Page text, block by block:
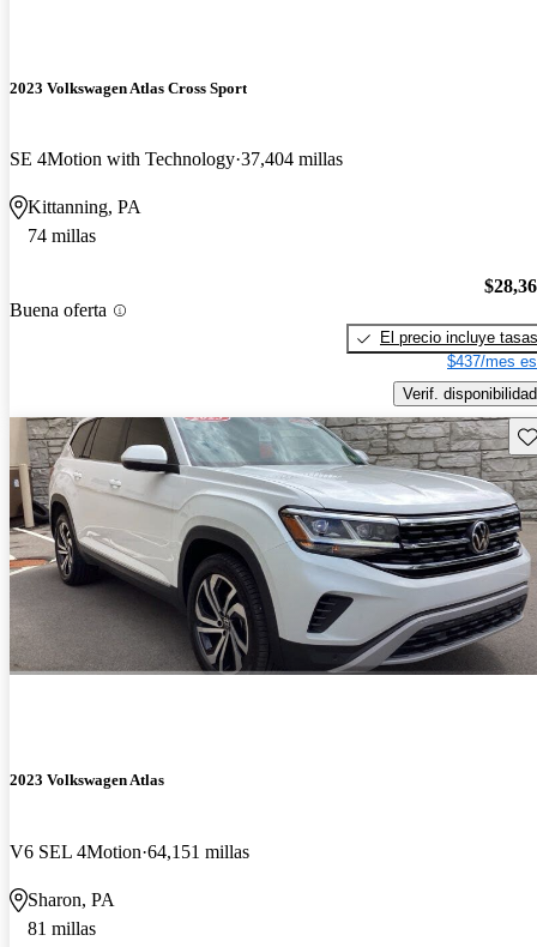
2023 Volkswagen Atlas Cross Sport
SE 4Motion with Technology 37,404 millas
Kittanning, PA
74 millas
Buena oferta
El precio incluye tasas
$437/mes
Verif. disponibilidad
2023 Volkswagen Atlas
V6 SEL 4Motion 64,151 millas
Sharon, PA
81 millas